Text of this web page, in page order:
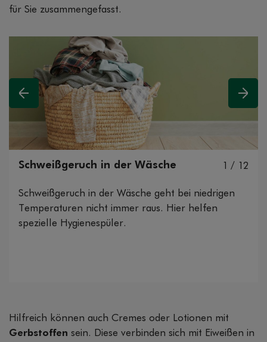
für Sie zusammengefasst.
1 / 12
Schweißgeruch in der Wäsche
Schweißgeruch in der Wäsche geht bei niedrigen
Temperaturen nicht immer raus. Hier helfen
spezielle Hygienespüler.
Salbei kann das Schwitzen reduzieren
Sauna
Tipps für Sauna-Anfänger
Körper benötigt mindestens 1,5 bis 2 Liter
Entspannungstechniken
Wir
unterstützen Sie beim Aufhören.
regelmäßig so viel Sport
Vorheriges
Hilfreich können auch Cremes oder Lotionen mit
Gerbstoffen sein. Diese verbinden sich mit Eiweißen in